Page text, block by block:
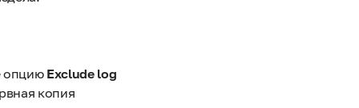
опцию Exclude log
копия